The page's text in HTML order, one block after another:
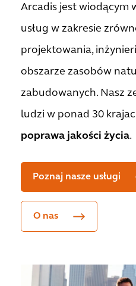
Arcadis jest wiodącym
usług w zakresie
projektowania,
obszarze zasobów
zabudowanych. Nasz
ludzi w ponad 30
poprawa jakości życia.
Poznaj nasze usługi
O nas